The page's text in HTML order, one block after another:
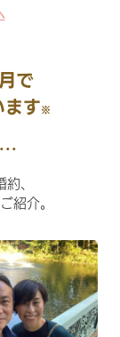
で
ます※
、
紹介。